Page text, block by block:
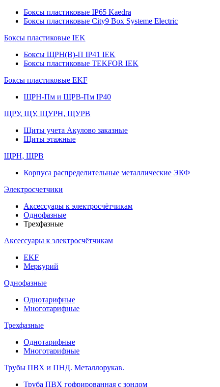
Боксы пластиковые IP65 Kaedra
Боксы пластиковые City9 Box Systeme Electric
Боксы пластиковые IEK
Боксы ЩРН(В)-П IP41 IEK
Боксы пластиковые TEKFOR IEK
Боксы пластиковые EKF
ЩРН-Пм и ЩРВ-Пм IP40
ЩРУ, ЩУ, ЩУРН, ЩУРВ
Щиты учета Акулово заказные
Щиты этажные
ЩРН, ЩРВ
Корпуса распределительные металлические ЭКФ
Электросчетчики
Аксессуары к электросчётчикам
Однофазные
Трехфазные
Аксессуары к электросчётчикам
EKF
Меркурий
Однофазные
Однотарифные
Многотарифные
Трехфазные
Однотарифные
Многотарифные
Трубы ПВХ и ПНД. Металлорукав.
Труба ПВХ гофрированная с зондом